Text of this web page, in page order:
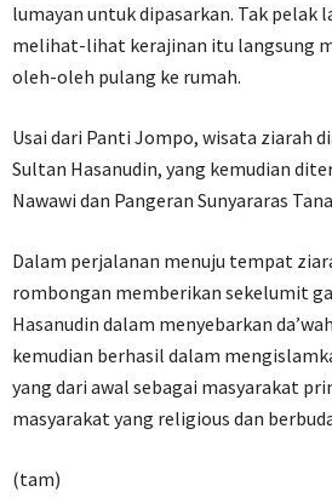
lumayan untuk dipasarkan. Tak pelak
melihat-lihat kerajinan itu langsung
oleh-oleh pulang ke rumah.
Usai dari Panti Jompo, wisata ziarah
Sultan Hasanudin, yang kemudian
Nawawi dan Pangeran Sunyararas
Dalam perjalanan menuju tempat
rombongan memberikan sekelumit
Hasanudin dalam menyebarkan
kemudian berhasil dalam
yang dari awal sebagai masyarakat
masyarakat yang religious dan
(tam)